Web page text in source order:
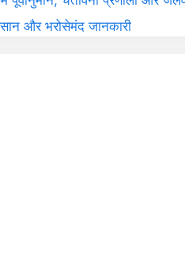
और भरोसेमंद जानकारी